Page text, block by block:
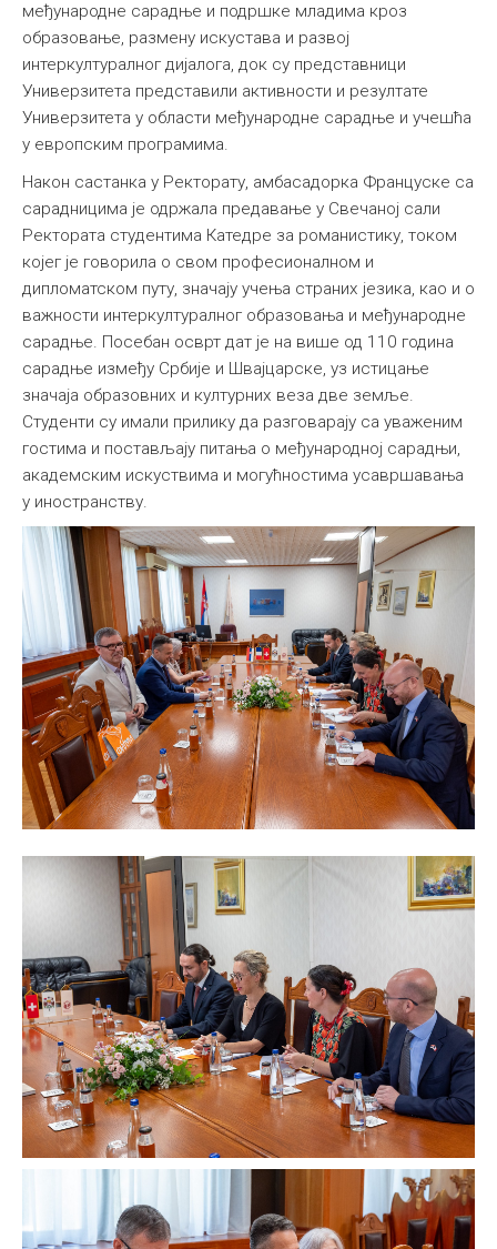
међународне сарадње и подршке младима кроз
образовање, размену искустава и развој
интеркултуралног дијалога, док су представници
Универзитета представили активности и резултате
Универзитета у области међународне сарадње и учешћа
у европским програмима.
Након састанка у Ректорату, амбасадорка Француске са
сарадницима је одржала предавање у Свечаној сали
Ректората студентима Катедре за романистику, током
којег је говорила о свом професионалном и
дипломатском путу, значају учења страних језика, као и о
важности интеркултуралног образовања и међународне
сарадње. Посебан осврт дат је на више од 110 година
сарадње између Србије и Швајцарске, уз истицање
значаја образовних и културних веза две земље.
Студенти су имали прилику да разговарају са уваженим
гостима и постављају питања о међународној сарадњи,
академским искуствима и могућностима усавршавања
у иностранству.